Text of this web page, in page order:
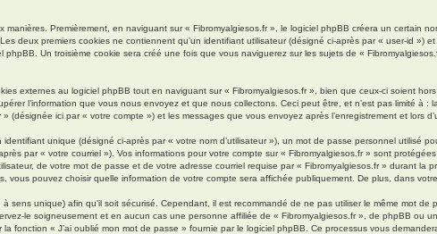
manières. Premièrement, en naviguant sur « Fibromyalgiesos.fr », le logiciel phpBB créera un certain
deux premiers cookies ne contiennent qu’un identifiant utilisateur (désigné ci-après par « user-id »)
phpBB. Un troisième cookie sera créé une fois que vous naviguerez sur les sujets de «
externes au logiciel phpBB tout en naviguant sur « Fibromyalgiesos.fr », bien que ceux-ci soient
l’information que vous nous envoyez et que nous collectons. Ceci peut être, et n’est pas limité à
» (désignée ici par « votre compte ») et les messages que vous envoyez après l’enregistrement et lors
identifiant unique (désigné ci-après par « votre nom d’utilisateur »), un mot de passe personnel utilisé
par « votre courriel »). Vos informations pour votre compte sur « Fibromyalgiesos.fr » sont
de votre mot de passe et de votre adresse courriel requise par « Fibromyalgiesos.fr » durant la
vous pouvez choisir quelle information de votre compte sera affichée publiquement. De plus, dans
sens unique) afin qu’il soit sécurisé. Cependant, il est recommandé de ne pas utiliser le même mot
le soigneusement et en aucun cas une personne affiliée de « Fibromyalgiesos.fr », de phpBB ou
fonction « J’ai oublié mon mot de passe » fournie par le logiciel phpBB. Ce processus vous